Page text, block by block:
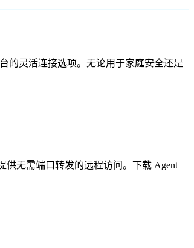
的灵活连接选项。无论用于家庭安全还是
无需端口转发的远程访问。下载 Agent